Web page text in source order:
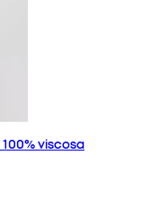
viscosa